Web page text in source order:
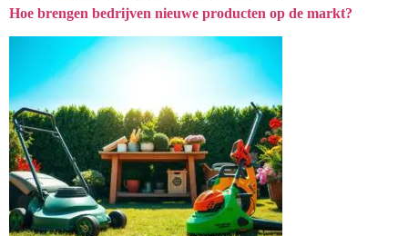
Hoe brengen bedrijven nieuwe producten op de markt?